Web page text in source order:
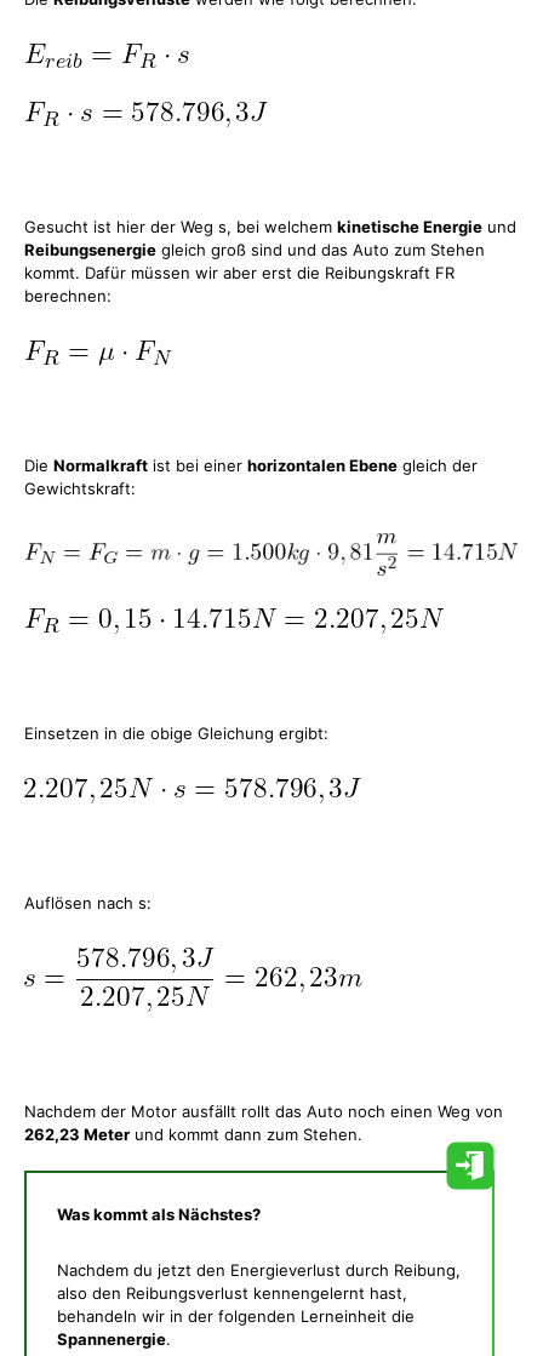
Gesucht ist hier der Weg s, bei welchem kinetische Energie und
Reibungsenergie gleich groß sind und das Auto zum Stehen
kommt. Dafür müssen wir aber erst die Reibungskraft FR
berechnen:
Die Normalkraft ist bei einer horizontalen Ebene gleich der
Gewichtskraft:
Einsetzen in die obige Gleichung ergibt:
Auflösen nach s:
Nachdem der Motor ausfällt rollt das Auto noch einen Weg von
262,23 Meter und kommt dann zum Stehen.
Was kommt als Nächstes?
Nachdem du jetzt den Energieverlust durch Reibung,
also den Reibungsverlust kennengelernt hast,
behandeln wir in der folgenden Lerneinheit die
Spannenergie.